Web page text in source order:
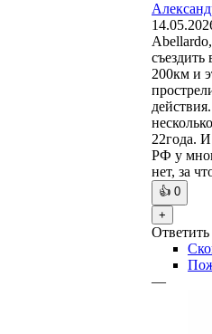
200км и
22года.
РФ у
нет, за
👍 0
+
Ответить
—